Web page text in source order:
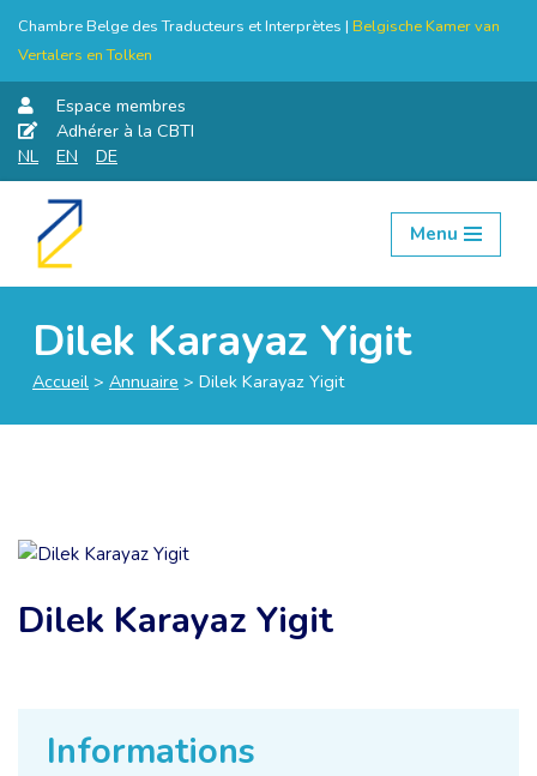
Chambre Belge des Traducteurs et Interprètes | Belgische Kamer van
Vertalers en Tolken
Espace membres
Adhérer à la CBTI
NL
EN DE
Aller
Menu
Dilek Karayaz Yigit
Accueil > Annuaire > Dilek Karayaz Yigit
Informations
Dilek Karayaz Yigit